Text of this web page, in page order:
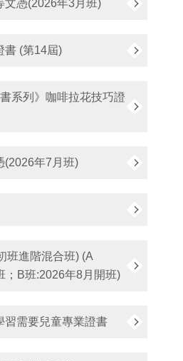
文憑(2026年3月班)
書 (第14屆)
系列》咖啡拉花技巧證
(2026年7月班)
班進階混合班) (A
；B班:2026年8月開班)
習需要兒童專業證書